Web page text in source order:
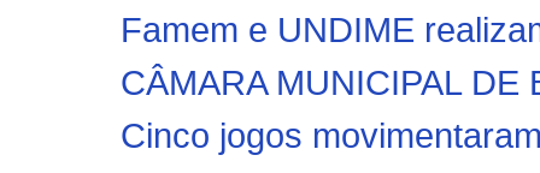
Famem e UNDIME
CÂMARA MUNICIPAL DE
Cinco jogos